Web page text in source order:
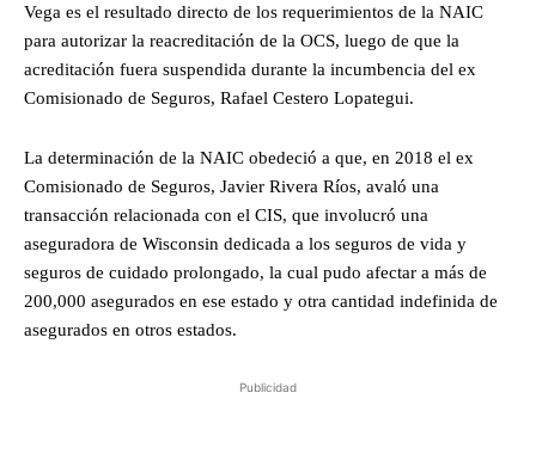
Vega es el resultado directo de los requerimientos de la NAIC
para autorizar la reacreditación de la OCS, luego de que la
acreditación fuera suspendida durante la incumbencia del ex
Comisionado de Seguros, Rafael Cestero Lopategui.
La determinación de la NAIC obedeció a que, en 2018 el ex
Comisionado de Seguros, Javier Rivera Ríos, avaló una
transacción relacionada con el CIS, que involucró una
aseguradora de Wisconsin dedicada a los seguros de vida y
seguros de cuidado prolongado, la cual pudo afectar a más de
200,000 asegurados en ese estado y otra cantidad indefinida de
asegurados en otros estados.
Publicidad